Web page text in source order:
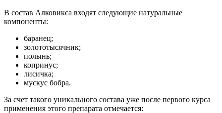
В состав Алковикса входят следующие натуральные
компоненты:
баранец;
золототысячник;
полынь;
копринус;
лисичка;
мускус бобра.
За счет такого уникального состава уже после первого курса
применения этого препарата отмечается: